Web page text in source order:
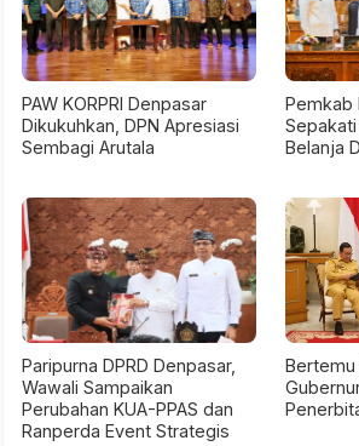
PAW KORPRI Denpasar
Dikukuhkan, DPN Apresiasi
Sembagi Arutala
Pemkab
Sepakati
Belanja
Paripurna DPRD Denpasar,
Wawali Sampaikan
Perubahan KUA-PPAS dan
Ranperda Event Strategis
Bertemu